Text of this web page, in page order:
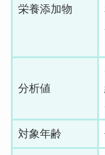
栄養添加物
分析値
対象年齢